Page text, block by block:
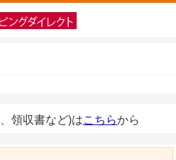
領収書など)はこちらから